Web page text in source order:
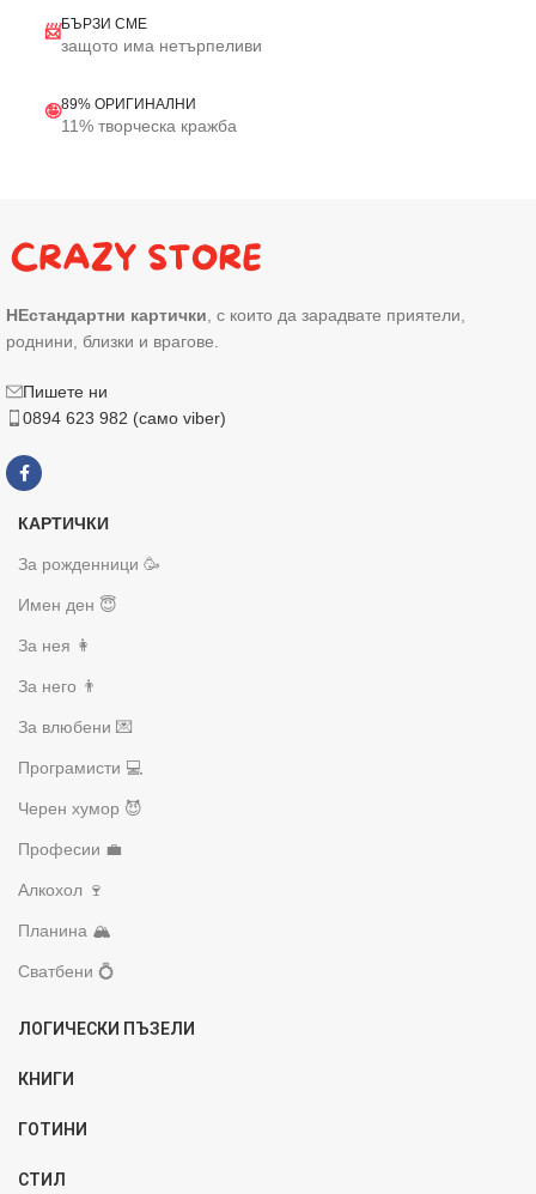
📨БЪРЗИ СМЕ
защото има нетърпеливи
🤪89% ОРИГИНАЛНИ
11% творческа кражба
НЕстандартни картички, с които да зарадвате приятели,
роднини, близки и врагове.
Пишете ни
0894 623 982 (само viber)
КАРТИЧКИ
За рожденници 🥳
Имен ден 😇
За нея 👩
За него 👨
За влюбени 💌
Програмисти 💻
Черен хумор 😈
Професии 💼
Алкохол 🍷
Планина 🏔️
Сватбени 💍
ЛОГИЧЕСКИ ПЪЗЕЛИ
КНИГИ
ГОТИНИ
СТИЛ